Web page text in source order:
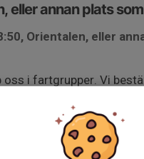
eller annan plats
Orientalen, eller
oss i fartgrupper. Vi